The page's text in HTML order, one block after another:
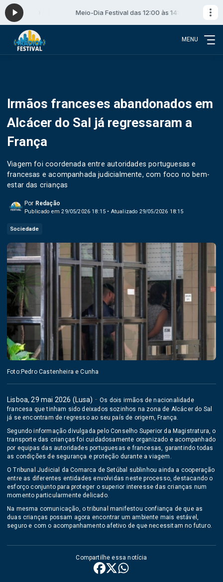
14:00 Meio-Dia Festival das 12:00 às 14:00
MENU
Irmãos franceses abandonados em
Alcácer do Sal já regressaram a
França
Viagem foi coordenada entre autoridades portuguesas e
francesas e acompanhada judicialmente, com foco no bem-
estar das crianças
Por Redação
Publicado em 29/05/2026 18:15 • Atualizado 29/05/2026 18:15
Sociedade
Foto:Pedro Castenheira e Cunha
Lisboa, 29 mai 2026 (Lusa) -Os dois irmãos de nacionalidade
francesa que tinham sido deixados sozinhos na zona de Alcácer do Sal
já se encontram de regresso ao seu país de origem, França.
Segundo informação divulgada peloConselho Superior da Magistratura, o
transporte das crianças foi cuidadosamente organizado e acompanhado
por equipas das autoridades portuguesas e francesas, garantindo todas
as condições de segurança e proteção durante a viagem.
OTribunal Judicial da Comarca de Setúbal
sublinhou ainda a cooperação
entre as diferentes entidades envolvidas neste processo, destacando o
esforço conjunto para proteger o superior interesse das crianças num
momento particularmente delicado.
Na mesma comunicação, o tribunal manifestou confiança de que as
duas crianças possam agora encontrar um ambiente mais estável,
seguro e com o acompanhamento afetivo de que necessitam no futuro.
Compartilhe essa notícia